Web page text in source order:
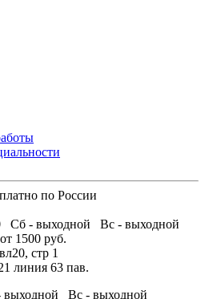
по России
Сб - выходной Вс - выходной
от 1500 руб.
стр 1
линия 63 пав.
выходной Вс - выходной